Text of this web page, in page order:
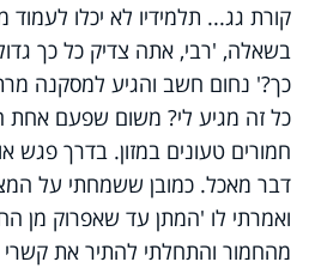
קורת גג... תלמידיו לא יכלו
בשאלה, 'רבי, אתה צדיק כל כך
כך?' נחום חשב והגיע למסקנה
כל זה מגיע לי? משום שפעם
חמורים טעונים במזון. בדרך פגש
דבר מאכל. כמובן ששמחתי על
ואמרתי לו 'המתן עד שאפרוק מן
מהחמור והתחלתי להתיר את קשרי